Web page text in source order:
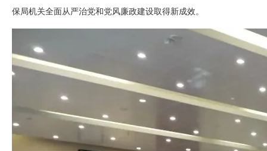
保局机关全面从严治党和党风廉政建设取得新成效。